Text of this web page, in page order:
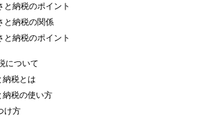
と納税のポイント
と納税の関係
と納税のポイント
について
納税とは
納税の使い方
け方